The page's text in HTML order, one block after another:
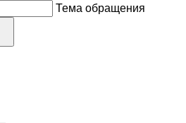
Тема обращения